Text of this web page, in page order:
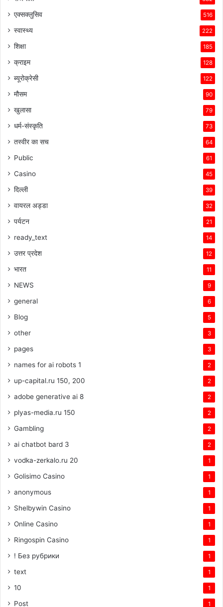
एक्सक्लुसिव 516
स्वास्थ्य 222
शिक्षा 185
क्राइम 128
ब्यूरोक्रेसी 122
मौसम 90
खुलासा 79
धर्म-संस्कृति 73
तस्वीर का सच 64
Public 61
Casino 45
दिल्ली 39
वायरल अड्डा 32
पर्यटन 21
ready_text 14
उत्तर प्रदेश 12
भारत 11
NEWS 9
general 6
Blog 5
other 3
pages 3
names for ai robots 1 2
up-capital.ru 150, 200 2
adobe generative ai 8 2
plyas-media.ru 150 2
Gambling 2
ai chatbot bard 3 2
vodka-zerkalo.ru 20 1
Golisimo Casino 1
anonymous 1
Shelbywin Casino 1
Online Casino 1
Ringospin Casino 1
! Без рубрики 1
text 1
10 1
Post 1